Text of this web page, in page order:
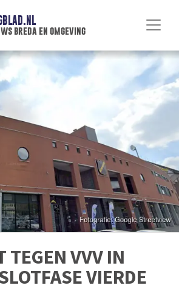
breda en omgeving
TEGEN VVV IN
VIERDE